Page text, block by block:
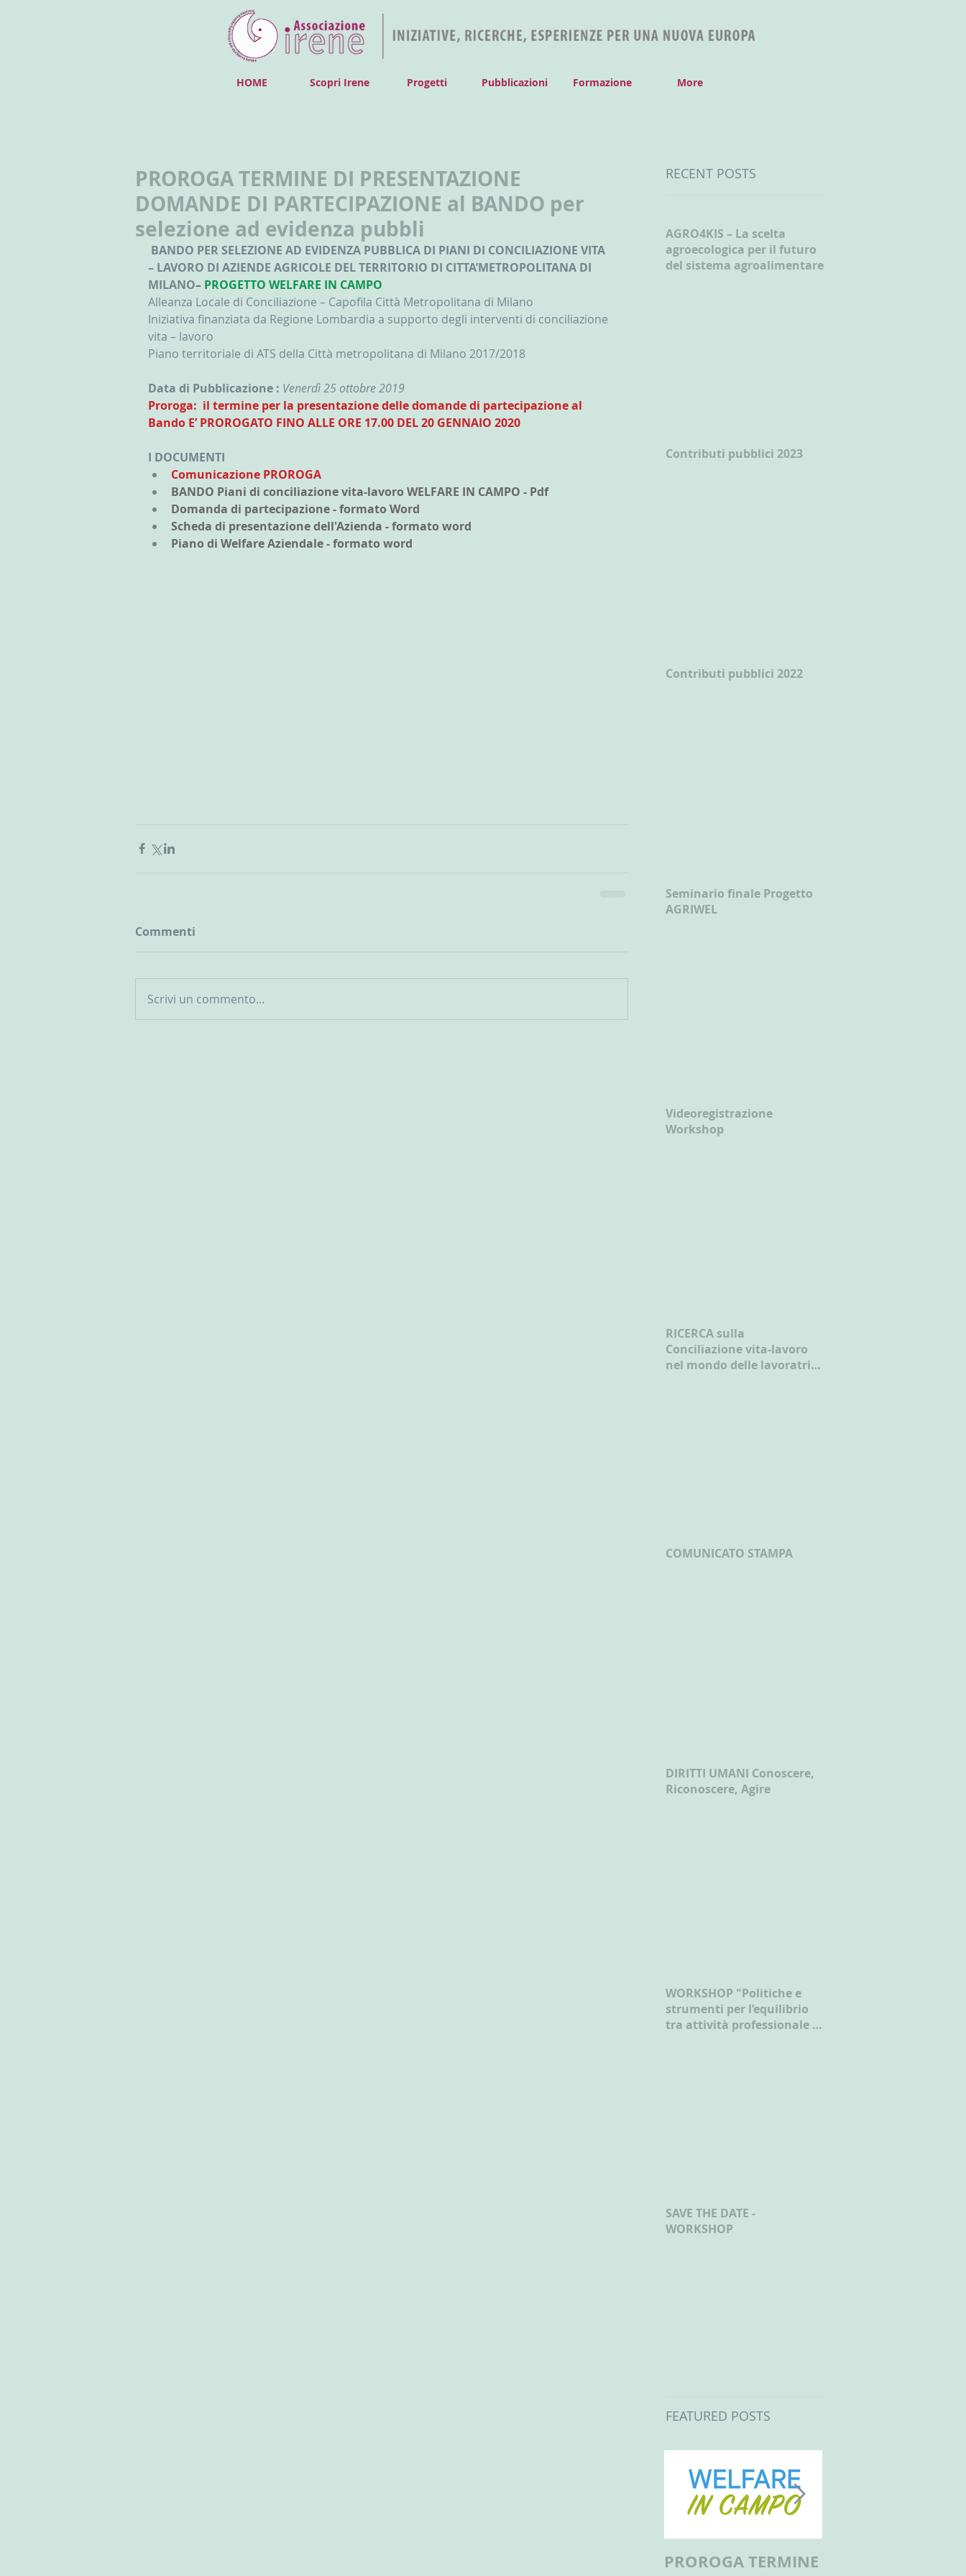
HOME Scopri Irene Progetti Pubblicazioni Formazione More
PROROGA TERMINE DI PRESENTAZIONE
DOMANDE DI PARTECIPAZIONE al BANDO per
selezione ad evidenza pubbli
– LAVORO DI AZIENDE AGRICOLE DEL TERRITORIO DI CITTA’METROPOLITANA DI
MILANO– PROGETTO WELFARE IN CAMPO
Alleanza Locale di Conciliazione – Capofila Città Metropolitana di Milano
Iniziativa finanziata da Regione Lombardia a supporto degli interventi di conciliazione
vita – lavoro
Piano territoriale di ATS della Città metropolitana di Milano 2017/2018
Data di Pubblicazione : Venerdì 25 ottobre 2019
Proroga:  il termine per la presentazione delle domande di partecipazione al
Bando E’ PROROGATO FINO ALLE ORE 17.00 DEL 20 GENNAIO 2020
I DOCUMENTI
Comunicazione PROROGA
BANDO Piani di conciliazione vita-lavoro WELFARE IN CAMPO - Pdf
Domanda di partecipazione - formato Word
Scheda di presentazione dell'Azienda - formato word
Piano di Welfare Aziendale - formato word
Commenti
Scrivi un commento...
RECENT POSTS
AGRO4KIS – La scelta
agroecologica per il futuro
del sistema agroalimentare
Contributi pubblici 2023
Contributi pubblici 2022
Seminario finale Progetto
AGRIWEL
Videoregistrazione
Workshop
RICERCA sulla
Conciliazione vita-lavoro
nel mondo delle lavoratrici
COMUNICATO STAMPA
DIRITTI UMANI Conoscere,
Riconoscere, Agire
WORKSHOP "Politiche e
strumenti per l’equilibrio
tra attività professionale e
SAVE THE DATE -
WORKSHOP
FEATURED POSTS
PROROGA TERMINE